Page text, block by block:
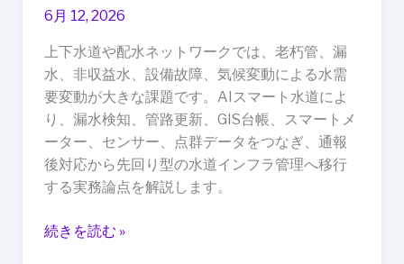
6月 12, 2026
上下水道や配水ネットワークでは、老朽管、漏
水、非収益水、設備故障、気候変動による水需
要変動が大きな課題です。AIスマート水道によ
り、漏水検知、管路更新、GIS台帳、スマートメ
ーター、センサー、点群データをつなぎ、通報
後対応から先回り型の水道インフラ管理へ移行
する実務論点を解説します。
ト
道
DX
と
漏
水
予
兆
理
続きを読む »